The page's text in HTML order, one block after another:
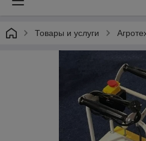
Товары и услуги